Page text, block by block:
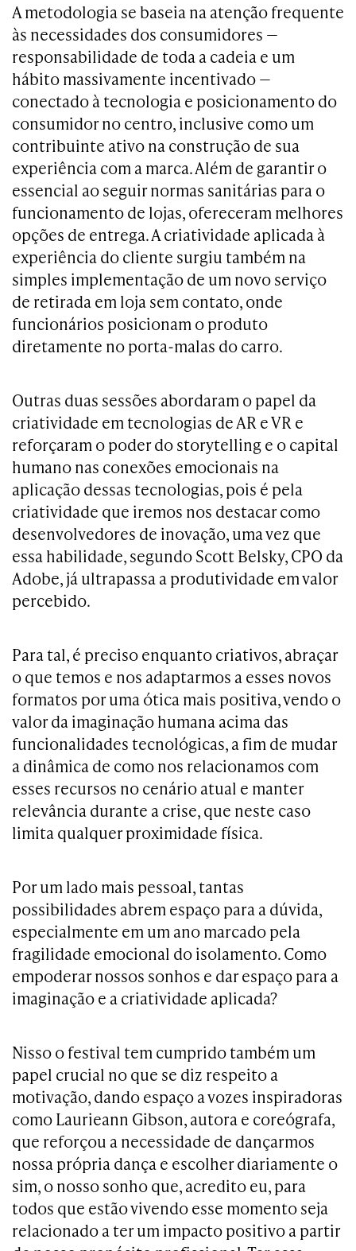
A metodologia se baseia na atenção frequente
às necessidades dos consumidores —
responsabilidade de toda a cadeia e um
hábito massivamente incentivado —
conectado à tecnologia e posicionamento do
consumidor no centro, inclusive como um
contribuinte ativo na construção de sua
experiência com a marca. Além de garantir o
essencial ao seguir normas sanitárias para o
funcionamento de lojas, ofereceram melhores
opções de entrega. A criatividade aplicada à
experiência do cliente surgiu também na
simples implementação de um novo serviço
de retirada em loja sem contato, onde
funcionários posicionam o produto
diretamente no porta-malas do carro.
Outras duas sessões abordaram o papel da
criatividade em tecnologias de AR e VR e
reforçaram o poder do storytelling e o capital
humano nas conexões emocionais na
aplicação dessas tecnologias, pois é pela
criatividade que iremos nos destacar como
desenvolvedores de inovação, uma vez que
essa habilidade, segundo Scott Belsky, CPO da
Adobe, já ultrapassa a produtividade em valor
percebido.
Para tal, é preciso enquanto criativos, abraçar
o que temos e nos adaptarmos a esses novos
formatos por uma ótica mais positiva, vendo o
valor da imaginação humana acima das
funcionalidades tecnológicas, a fim de mudar
a dinâmica de como nos relacionamos com
esses recursos no cenário atual e manter
relevância durante a crise, que neste caso
limita qualquer proximidade física.
Por um lado mais pessoal, tantas
possibilidades abrem espaço para a dúvida,
especialmente em um ano marcado pela
fragilidade emocional do isolamento. Como
empoderar nossos sonhos e dar espaço para a
imaginação e a criatividade aplicada?
Nisso o festival tem cumprido também um
papel crucial no que se diz respeito a
motivação, dando espaço a vozes inspiradoras
como Laurieann Gibson, autora e coreógrafa,
que reforçou a necessidade de dançarmos
nossa própria dança e escolher diariamente o
sim, o nosso sonho que, acredito eu, para
todos que estão vivendo esse momento seja
relacionado a ter um impacto positivo a partir